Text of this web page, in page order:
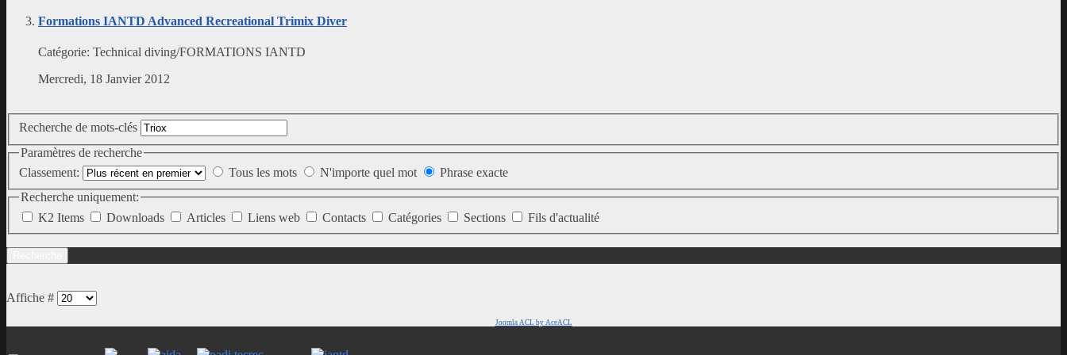
Formations IANTD Advanced Recreational Trimix Diver
Catégorie: Technical diving/FORMATIONS IANTD
Mercredi, 18 Janvier 2012
Recherche de mots-clés
Paramètres de recherche
Classement:
Tous les mots N'importe quel mot
Phrase exacte
Recherche uniquement:
K2 Items
Downloads Articles Liens web Contacts Catégories Sections Fils d'actualité
Affiche #
Joomla ACL by AceACL